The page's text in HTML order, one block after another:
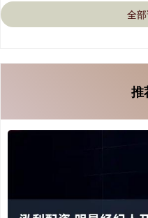
全
推